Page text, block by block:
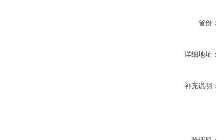
省份：
详细地址：
补充说明：